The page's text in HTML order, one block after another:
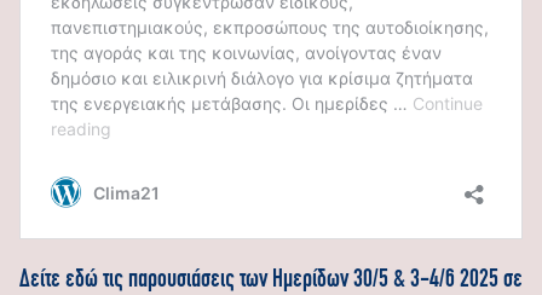
Δείτε εδώ τις παρουσιάσεις των Ημερίδων 30/5 & 3-4/6 2025 σε